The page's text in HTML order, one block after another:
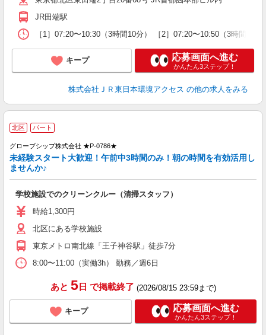
JR田端駅
［1］07:20〜10:30（3時間10分） ［2］07:20〜10:50（3時間30
キープ 応募画面へ進む
かんたん3ステップ！
株式会社ＪＲ東日本環境アクセス の他の求人をみる
北区 パート
グローブシップ株式会社 ★P-0786★
未経験スタート大歓迎！午前中3時間のみ！朝の時間を有効活用し
ませんか♪
学校施設でのクリーンクルー（清掃スタッフ）
時給1,300円
北区にある学校施設
東京メトロ南北線「王子神谷駅」徒歩7分
8:00〜11:00（実働3h） 勤務／週6日
あと 5日 で掲載終了 (2026/08/15 23:59まで)
キープ 応募画面へ進む
かんたん3ステップ！